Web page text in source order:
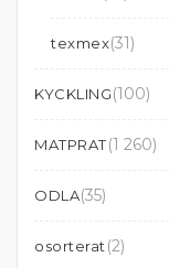
texmex(31)
KYCKLING(100)
MATPRAT(1 260)
ODLA(35)
osorterat (2)